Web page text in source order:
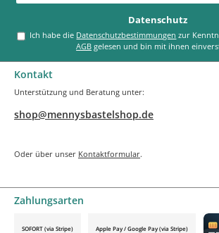
*
Datenschutz
Ich habe die Datenschutzbestimmungen
AGB gelesen und bin mit ihnen
Kontakt
Unterstützung und Beratung unter:
shop@mennysbastelshop.de
Oder über unser Kontaktformular.
Zahlungsarten
SOFORT (via Stripe) Apple Pay / Google Pay (via Stripe)